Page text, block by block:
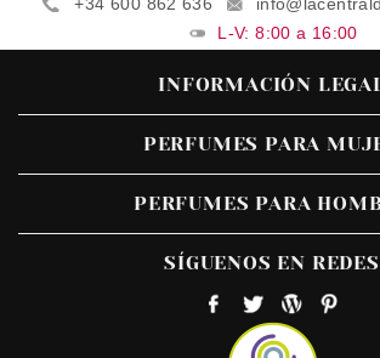
L-V: 8:00 a 16:00
INFORMACIÓN
PERFUMES PARA
PERFUMES PARA
SÍGUENOS EN REDES